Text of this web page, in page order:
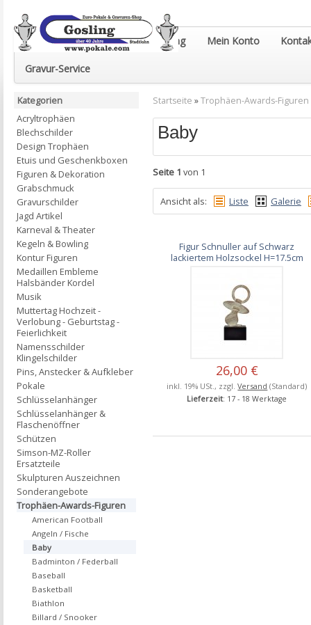
Euro-Pokale & Gravur-Shop Gosling Mein Konto
Gravur-Service
Startseite »Trophäen-Awards-Figuren
Baby
Seite 1 von 1
Ansicht als: Liste Galerie
Figur Schnuller auf Schwarz
lackiertem Holzsockel H=17.5cm
26,00 €
inkl. 19% USt., zzgl.Versand (Standard)
Lieferzeit: 17 - 18 Werktage
Kategorien
Acryltrophäen
Blechschilder
Design Trophäen
Etuis und Geschenkboxen
Figuren & Dekoration
Grabschmuck
Gravurschilder
Jagd Artikel
Karneval & Theater
Kegeln & Bowling
Kontur Figuren
Medaillen Embleme
Halsbänder Kordel
Musik
Muttertag Hochzeit -
Verlobung - Geburtstag -
Feierlichkeit
Namensschilder
Klingelschilder
Pins, Anstecker & Aufkleber
Pokale
Schlüsselanhänger
Schlüsselanhänger &
Flaschenöffner
Schützen
Simson-MZ-Roller
Ersatzteile
Skulpturen Auszeichnen
Sonderangebote
Trophäen-Awards-Figuren
American Football
Angeln / Fische
Baby
Badminton / Federball
Baseball
Basketball
Biathlon
Billard / Snooker